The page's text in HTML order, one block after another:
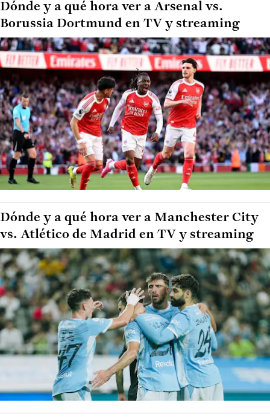
Dónde y a qué hora ver a Arsenal vs.
Borussia Dortmund en TV y streaming
Dónde y a qué hora ver a Manchester City
vs. Atlético de Madrid en TV y streaming